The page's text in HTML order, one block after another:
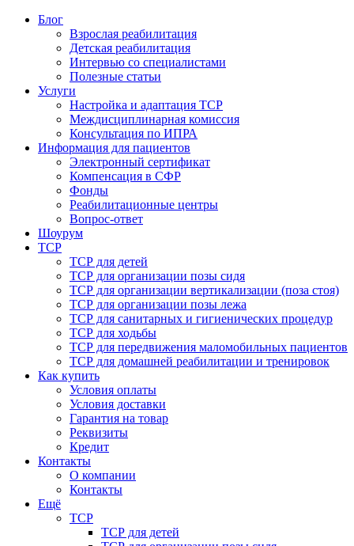
Блог
Взрослая реабилитация
Детская реабилитация
Интервью со специалистами
Полезные статьи
Услуги
Настройка и адаптация ТСР
Междисциплинарная комиссия
Консультация по ИПРА
Информация для пациентов
Электронный сертификат
Компенсация в СФР
Фонды
Реабилитационные центры
Вопрос-ответ
Шоурум
ТСР
ТСР для детей
ТСР для организации позы сидя
ТСР для организации вертикализации (поза стоя)
ТСР для организации позы лежа
ТСР для санитарных и гигиенических процедур
ТСР для ходьбы
ТСР для передвижения маломобильных пациентов
ТСР для домашней реабилитации и тренировок
Как купить
Условия оплаты
Условия доставки
Гарантия на товар
Реквизиты
Кредит
Контакты
О компании
Контакты
Ещё
ТСР
ТСР для детей